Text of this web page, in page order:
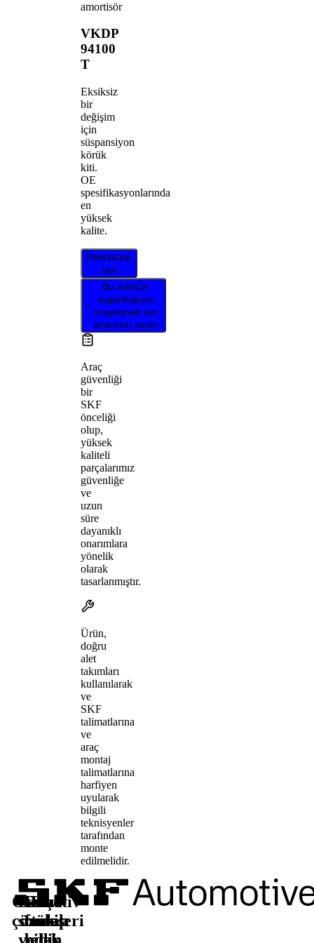
amortisör
VKDP
94100
T
Eksiksiz
bir
değişim
için
süspansiyon
körük
kiti.
OE
spesifikasyonlarında
en
yüksek
kalite.
Distribütör
bul
Bu ürünün
uygunluğunu
onaylamak için
aracınızı seçin
Araç
güvenliği
bir
SKF
önceliği
olup,
yüksek
kaliteli
parçalarımız
güvenliğe
ve
uzun
süre
dayanıklı
onarımlara
yönelik
olarak
tasarlanmıştır.
Ürün,
doğru
alet
takımları
kullanılarak
ve
SKF
talimatlarına
ve
araç
montaj
talimatlarına
harfiyen
uyularak
bilgili
teknisyenler
tarafından
monte
edilmelidir.
Otomotiv
çözümleri
Satış
sonrası
Daha
fazla
Bizi
takip